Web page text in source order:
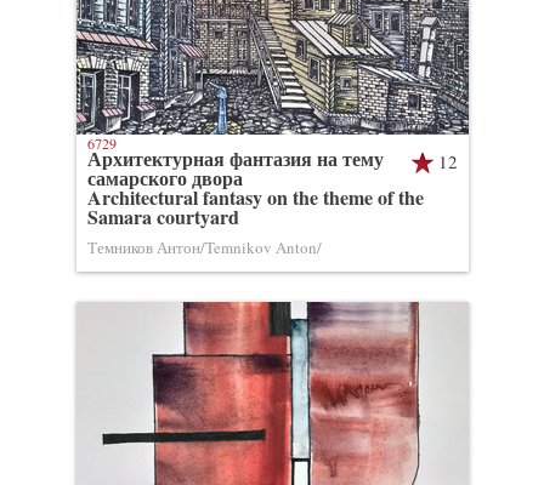
12
Архитектурная фантазия на тему
самарского двора
Architectural fantasy on the theme of the
Samara courtyard
Темников Антон/Temnikov Anton/
6729